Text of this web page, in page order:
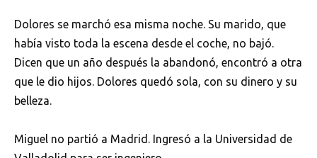
Dolores se marchó esa misma noche. Su marido, que
había visto toda la escena desde el coche, no bajó.
Dicen que un año después la abandonó, encontró a otra
que le dio hijos. Dolores quedó sola, con su dinero y su
belleza.
Miguel no partió a Madrid. Ingresó a la Universidad de